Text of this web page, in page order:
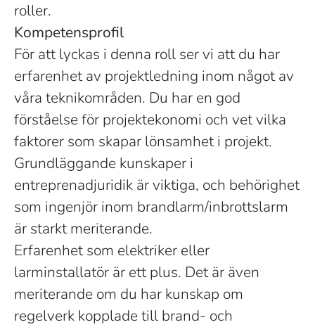
roller.
Kompetensprofil
För att lyckas i denna roll ser vi att du har
erfarenhet av projektledning inom något av
våra teknikområden. Du har en god
förståelse för projektekonomi och vet vilka
faktorer som skapar lönsamhet i projekt.
Grundläggande kunskaper i
entreprenadjuridik är viktiga, och behörighet
som ingenjör inom brandlarm/inbrottslarm
är starkt meriterande.
Erfarenhet som elektriker eller
larminstallatör är ett plus. Det är även
meriterande om du har kunskap om
regelverk kopplade till brand- och